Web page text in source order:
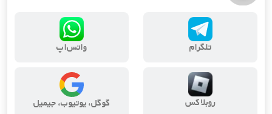
تلگرام واتس‌اپ
روبلاکس گوگل، یوتیوب، جیمیل